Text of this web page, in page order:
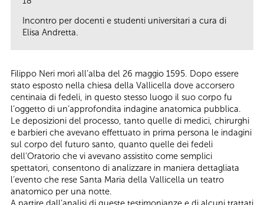
Incontro per docenti e studenti universitari a cura di
Elisa Andretta.
Filippo Neri morì all’alba del 26 maggio 1595. Dopo essere
stato esposto nella chiesa della Vallicella dove accorsero
centinaia di fedeli, in questo stesso luogo il suo corpo fu
l’oggetto di un’approfondita indagine anatomica pubblica.
Le deposizioni del processo, tanto quelle di medici, chirurghi
e barbieri che avevano effettuato in prima persona le indagini
sul corpo del futuro santo, quanto quelle dei fedeli
dell’Oratorio che vi avevano assistito come semplici
spettatori, consentono di analizzare in maniera dettagliata
l’evento che rese Santa Maria della Vallicella un teatro
anatomico per una notte.